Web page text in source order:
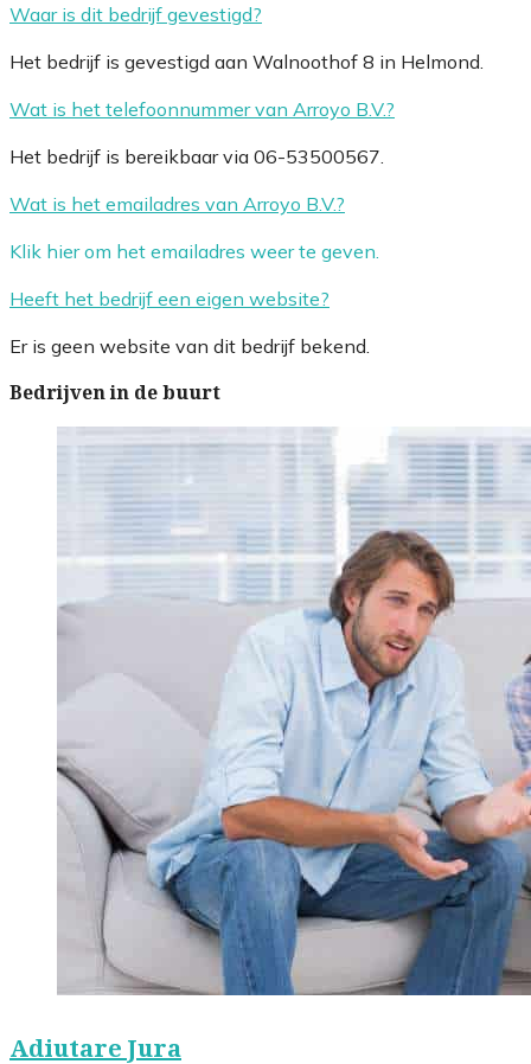
Waar is dit bedrijf gevestigd?
Het bedrijf is gevestigd aan Walnoothof 8 in Helmond.
Wat is het telefoonnummer van Arroyo B.V.?
Het bedrijf is bereikbaar via 06-53500567.
Wat is het emailadres van Arroyo B.V.?
Klik hier om het emailadres weer te geven.
Heeft het bedrijf een eigen website?
Er is geen website van dit bedrijf bekend.
Bedrijven in de buurt
Adiutare Jura